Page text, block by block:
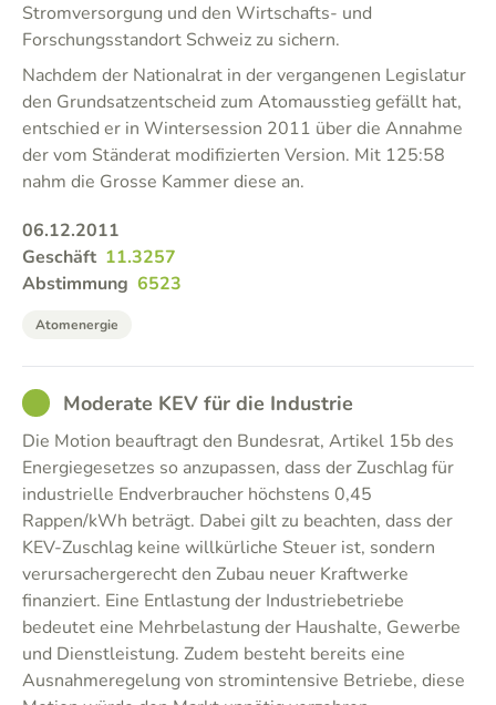
Stromversorgung und den Wirtschafts- und
Forschungsstandort Schweiz zu sichern.
Nachdem der Nationalrat in der vergangenen Legislatur
den Grundsatzentscheid zum Atomausstieg gefällt hat,
entschied er in Wintersession 2011 über die Annahme
der vom Ständerat modifizierten Version. Mit 125:58
nahm die Grosse Kammer diese an.
06.12.2011
Geschäft 11.3257
Abstimmung 6523
Atomenergie
GOODModerate KEV für die Industrie
Die Motion beauftragt den Bundesrat, Artikel 15b des
Energiegesetzes so anzupassen, dass der Zuschlag für
industrielle Endverbraucher höchstens 0,45
Rappen/kWh beträgt. Dabei gilt zu beachten, dass der
KEV-Zuschlag keine willkürliche Steuer ist, sondern
verursachergerecht den Zubau neuer Kraftwerke
finanziert. Eine Entlastung der Industriebetriebe
bedeutet eine Mehrbelastung der Haushalte, Gewerbe
und Dienstleistung. Zudem besteht bereits eine
Ausnahmeregelung von stromintensive Betriebe, diese